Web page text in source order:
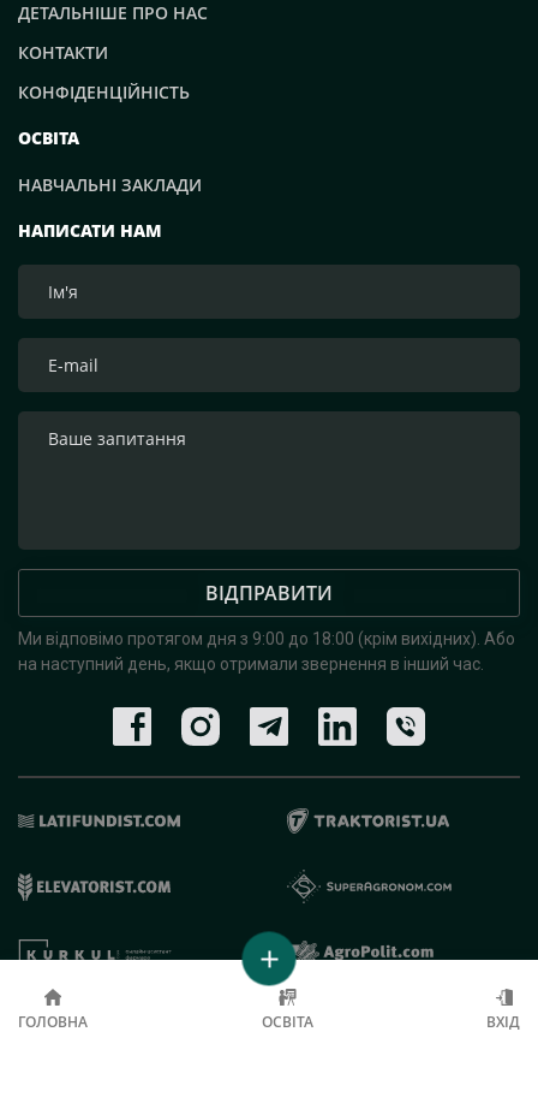
НАПИСАТИ НАМ
ВІДПРАВИТИ
Ми відповімо протягом дня з 9:00 до 18:00 (крім вихідних). Або
на наступний день, якщо отримали звернення в інший час.
ДЕТАЛЬНІШЕ ПРО НАС
КОНТАКТИ
КОНФІДЕНЦІЙНІСТЬ
ОСВІТА
НАВЧАЛЬНІ ЗАКЛАДИ
© 2019 - 2026 AgroRobota. Всі права захищені.
ГОЛОВНА ОСВІТА ВХІД